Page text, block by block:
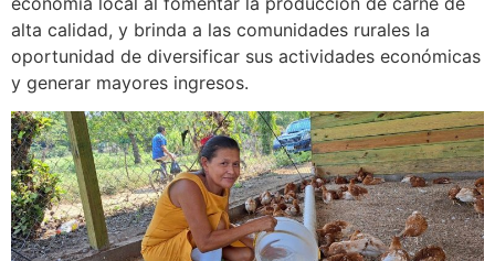
alta calidad, y brinda a las comunidades rurales la
oportunidad de diversificar sus actividades económicas
y generar mayores ingresos.